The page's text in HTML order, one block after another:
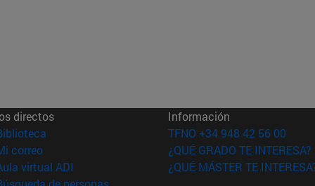
directos
(abre en nueva ventana)
correo(abre en nueva ventana)
virtual ADI (abre en nueva ventana)
Información
TFNO +34 948 42 56 00
¿QUÉ GRADO TE INTERESA?
¿QUÉ MÁSTER TE